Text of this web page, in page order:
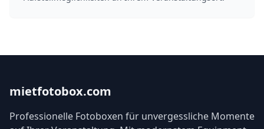
mietfotobox.com
Professionelle Fotoboxen für unvergessliche Momente